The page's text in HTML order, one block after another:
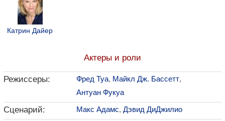
Катрин Дайер
Актеры и роли
Режиссеры: Фред Туа, Майкл Дж. Бассетт,
Антуан Фукуа
Сценарий: Макс Адамс, Дэвид ДиДжилио